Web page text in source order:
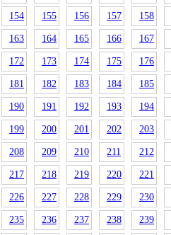
154 155 156 157 158
163 164 165 166 167
172 173 174 175 176
181 182 183 184 185
190 191 192 193 194
199 200 201 202 203
208 209 210 211 212
217 218 219 220 221
226 227 228 229 230
235 236 237 238 239